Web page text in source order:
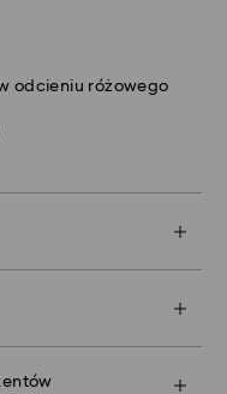
odcieniu różowego
przetworzone i
robocze po
do skrytek
Myriad,
2 tygodni i
jeszcze bardziej
że wszystkie